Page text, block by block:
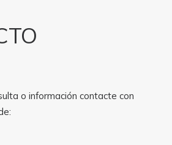
o información contacte con